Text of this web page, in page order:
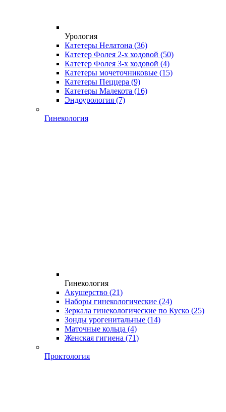
Урология
Катетеры Нелатона (36)
Катетер Фолея 2-х ходовой (50)
Катетер Фолея 3-х ходовой (4)
Катетеры мочеточниковые (15)
Катетеры Пеццера (9)
Катетеры Малекота (16)
Эндоурология (7)
Гинекология
Гинекология
Акушерство (21)
Наборы гинекологические (24)
Зеркала гинекологические по Куско (25)
Зонды урогенитальные (14)
Маточные кольца (4)
Женская гигиена (71)
Проктология